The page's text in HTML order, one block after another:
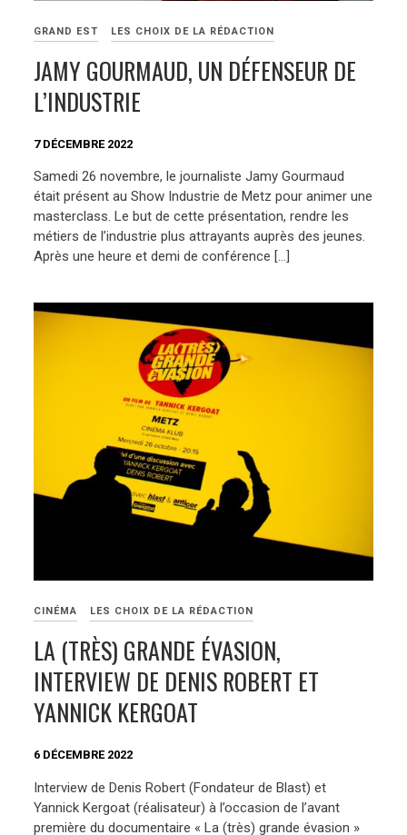
GRAND EST LES CHOIX DE LA RÉDACTION
JAMY GOURMAUD, UN DÉFENSEUR DE
L’INDUSTRIE
7 DÉCEMBRE 2022
Samedi 26 novembre, le journaliste Jamy Gourmaud
était présent au Show Industrie de Metz pour animer une
masterclass. Le but de cette présentation, rendre les
métiers de l’industrie plus attrayants auprès des jeunes.
Après une heure et demi de conférence […]
CINÉMA LES CHOIX DE LA RÉDACTION
LA (TRÈS) GRANDE ÉVASION,
INTERVIEW DE DENIS ROBERT ET
YANNICK KERGOAT
6 DÉCEMBRE 2022
Interview de Denis Robert (Fondateur de Blast) et
Yannick Kergoat (réalisateur) à l’occasion de l’avant
première du documentaire « La (très) grande évasion »